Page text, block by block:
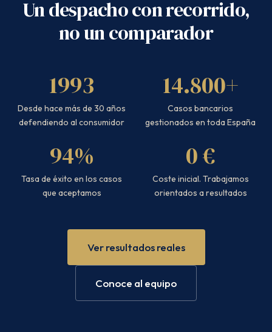
Un despacho con recorrido,
no un comparador
1993
Desde hace más de 30 años
defendiendo al consumidor
14.800+
Casos bancarios
gestionados en toda España
94%
Tasa de éxito en los casos
que aceptamos
0 €
Coste inicial. Trabajamos
orientados a resultados
Ver resultados reales
Conoce al equipo